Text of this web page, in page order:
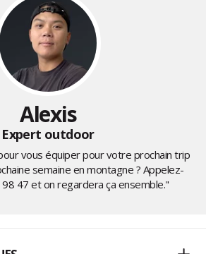
Alexis
Expert outdoor
vous équiper pour votre prochain trip
semaine en montagne ? Appelez-
47et on regardera ça ensemble."